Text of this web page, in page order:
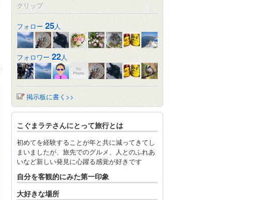
クリップ
フォロー 25人
フォロワー 22人
掲示板に書く>>
こぐまラテさんにとって旅行とは
初めてを経験することが年と共に減ってきてし
まいましたが、旅先でのグルメ、人とのふれあ
いなど新しい発見に心躍る感覚が好きです
自分を客観的にみた第一印象
大好きな場所